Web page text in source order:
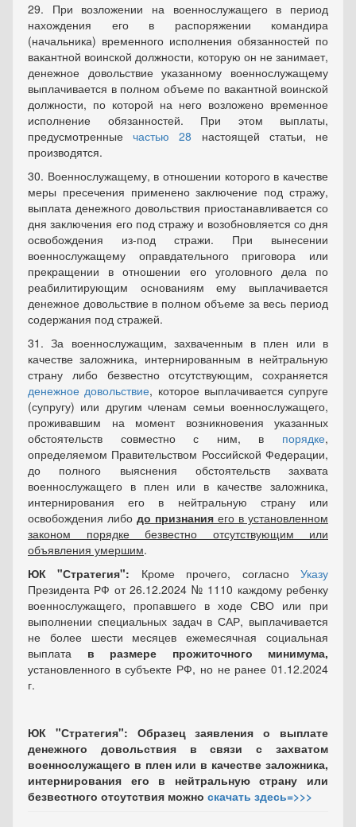
29. При возложении на военнослужащего в период
нахождения его в распоряжении командира
(начальника) временного исполнения обязанностей по
вакантной воинской должности, которую он не занимает,
денежное довольствие указанному военнослужащему
выплачивается в полном объеме по вакантной воинской
должности, по которой на него возложено временное
исполнение обязанностей. При этом выплаты,
предусмотренныечастью 28 настоящей статьи, не
производятся.
30. Военнослужащему, в отношении которого в качестве
меры пресечения применено заключение под стражу,
выплата денежного довольствия приостанавливается со
дня заключения его под стражу и возобновляется со дня
освобождения из-под стражи. При вынесении
военнослужащему оправдательного приговора или
прекращении в отношении его уголовного дела по
реабилитирующим основаниям ему выплачивается
денежное довольствие в полном объеме за весь период
содержания под стражей.
31. За военнослужащим, захваченным в плен или в
качестве заложника, интернированным в нейтральную
страну либо безвестно отсутствующим, сохраняется
денежное довольствие, которое выплачивается супруге
(супругу) или другим членам семьи военнослужащего,
проживавшим на момент возникновения указанных
обстоятельств совместно с ним, в порядке,
определяемом Правительством Российской Федерации,
до полного выяснения обстоятельств захвата
военнослужащего в плен или в качестве заложника,
интернирования его в нейтральную страну или
освобождения либо до признания его в установленном
законом порядке безвестно отсутствующим или
объявления умершим.
ЮК "Стратегия": Кроме прочего, согласноУказу
Президента РФ от 26.12.2024 № 1110 каждому ребенку
военнослужащего, пропавшего в ходе СВО или при
выполнении специальных задач в САР, выплачивается
не более шести месяцев ежемесячная социальная
выплата в размере прожиточного минимума,
установленного в субъекте РФ, но не ранее 01.12.2024
г.
ЮК "Стратегия": Образец заявления о выплате
денежного довольствия в связи с захватом
военнослужащего в плен или в качестве заложника,
интернирования его в нейтральную страну или
безвестного отсутствия можно скачать здесь=>>>